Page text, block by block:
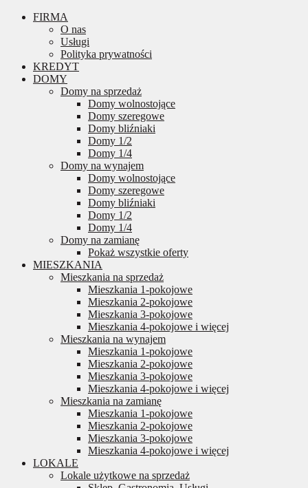
FIRMA
O nas
Usługi
Polityka prywatności
KREDYT
DOMY
Domy na sprzedaż
Domy wolnostojące
Domy szeregowe
Domy bliźniaki
Domy 1/2
Domy 1/4
Domy na wynajem
Domy wolnostojące
Domy szeregowe
Domy bliźniaki
Domy 1/2
Domy 1/4
Domy na zamianę
Pokaż wszystkie oferty
MIESZKANIA
Mieszkania na sprzedaż
Mieszkania 1-pokojowe
Mieszkania 2-pokojowe
Mieszkania 3-pokojowe
Mieszkania 4-pokojowe i więcej
Mieszkania na wynajem
Mieszkania 1-pokojowe
Mieszkania 2-pokojowe
Mieszkania 3-pokojowe
Mieszkania 4-pokojowe i więcej
Mieszkania na zamianę
Mieszkania 1-pokojowe
Mieszkania 2-pokojowe
Mieszkania 3-pokojowe
Mieszkania 4-pokojowe i więcej
LOKALE
Lokale użytkowe na sprzedaż